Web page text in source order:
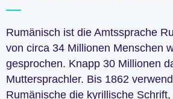
Rumänisch ist die Amtssprache
von circa 34 Millionen Menschen
gesprochen. Knapp 30 Millionen
Muttersprachler. Bis 1862
Rumänische die kyrillische